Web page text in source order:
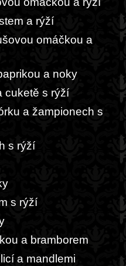
a rýží
omáčkou a
a noky
cuketě s rýží
a žampionech s
s rýží
s rýží
a bramborem
a mandlemi